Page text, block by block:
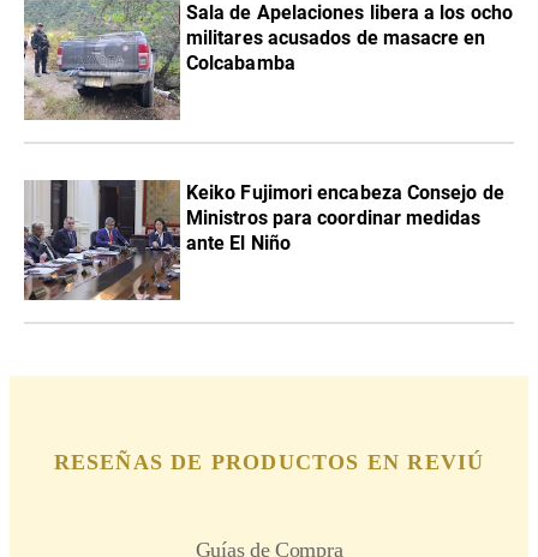
Sala de Apelaciones libera a los ocho
militares acusados de masacre en
Colcabamba
Keiko Fujimori encabeza Consejo de
Ministros para coordinar medidas
ante El Niño